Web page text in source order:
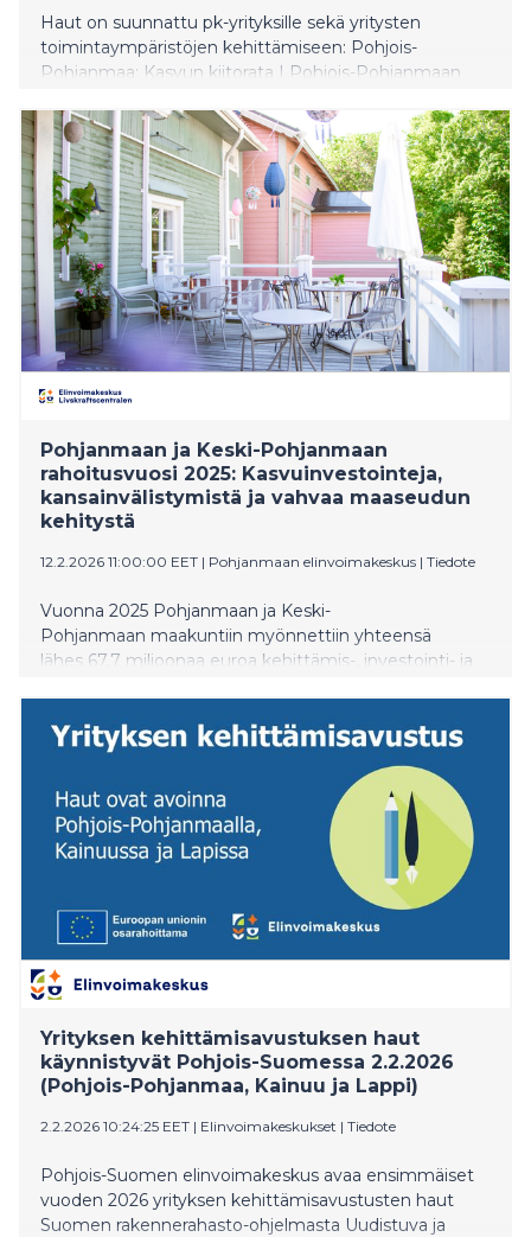
Haut on suunnattu pk-yrityksille sekä yritysten
toimintaympäristöjen kehittämiseen: Pohjois-
Pohjanmaa: Kasvun kiitorata I Pohjois-Pohjanmaan
matkailua edistävä JTF-haku 30.3.–31.5.2026 Kainuu:
Toimintaympäristön kehittämisavustuksen hankehaku
Kainuussa 30.3.–29.5.2026
Pohjanmaan ja Keski-Pohjanmaan
rahoitusvuosi 2025: Kasvuinvestointeja,
kansainvälistymistä ja vahvaa maaseudun
kehitystä
12.2.2026 11:00:00 EET | Pohjanmaan elinvoimakeskus | Tiedote
Vuonna 2025 Pohjanmaan ja Keski-
Pohjanmaan maakuntiin myönnettiin yhteensä
lähes 67,7 miljoonaa euroa kehittämis-, investointi- ja
kasvua ja kansainvälistymistä. Lisäksi vahvistettiin
alueen osaamista ja työllisyyttä sekä sujuvoitettiin
Yrityksen kehittämisavustuksen haut
käynnistyvät Pohjois-Suomessa 2.2.2026
(Pohjois-Pohjanmaa, Kainuu ja Lappi)
2.2.2026 10:24:25 EET | Elinvoimakeskukset | Tiedote
Pohjois-Suomen elinvoimakeskus avaa ensimmäiset
vuoden 2026 yrityksen kehittämisavustusten haut
Suomen rakennerahasto-ohjelmasta Uudistuva ja